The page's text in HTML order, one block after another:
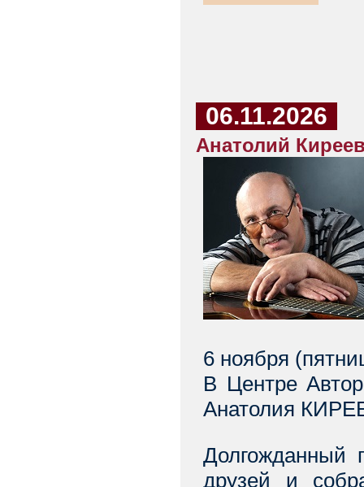
06.11.2026
Анатолий
6 ноября
В Центре
Анатолия
Долгожданный
друзей и